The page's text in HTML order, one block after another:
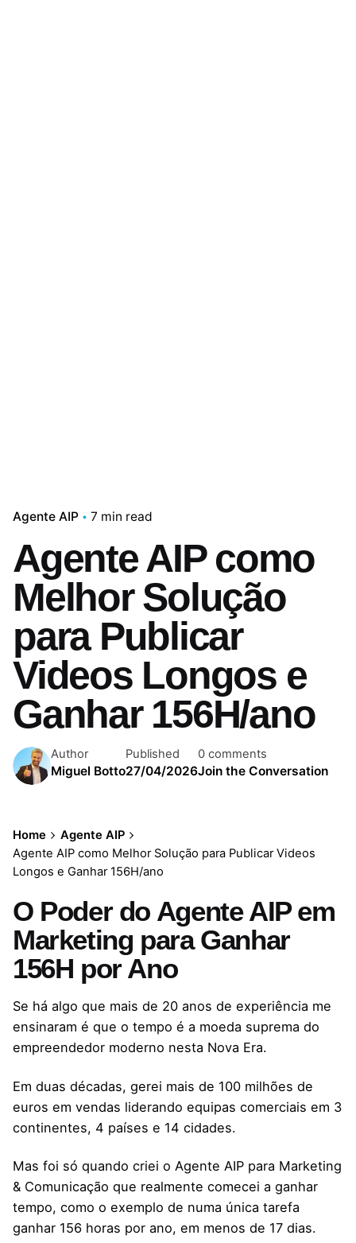
Agente AIP 7 min read
Agente AIP como
Melhor Solução
para Publicar
Videos Longos e
Ganhar 156H/ano
Author
Miguel Botto
Published
27/04/2026
0 comments
Join the Conversation
Home
Agente AIP
Agente AIP como Melhor Solução para Publicar Videos
Longos e Ganhar 156H/ano
O Poder do Agente AIP em
Marketing para Ganhar
156H por Ano
Se há algo que mais de 20 anos de experiência me
ensinaram é que o tempo é a moeda suprema do
empreendedor moderno nesta Nova Era.
Em duas décadas, gerei mais de 100 milhões de
euros em vendas liderando equipas comerciais em 3
continentes, 4 países e 14 cidades.
Mas foi só quando criei o Agente AIP para Marketing
& Comunicação que realmente comecei a ganhar
tempo, como o exemplo de numa única tarefa
ganhar 156 horas por ano, em menos de 17 dias.